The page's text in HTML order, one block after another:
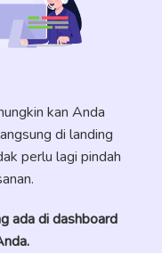
kan Anda
di landing
perlu lagi pindah
ada di dashboard